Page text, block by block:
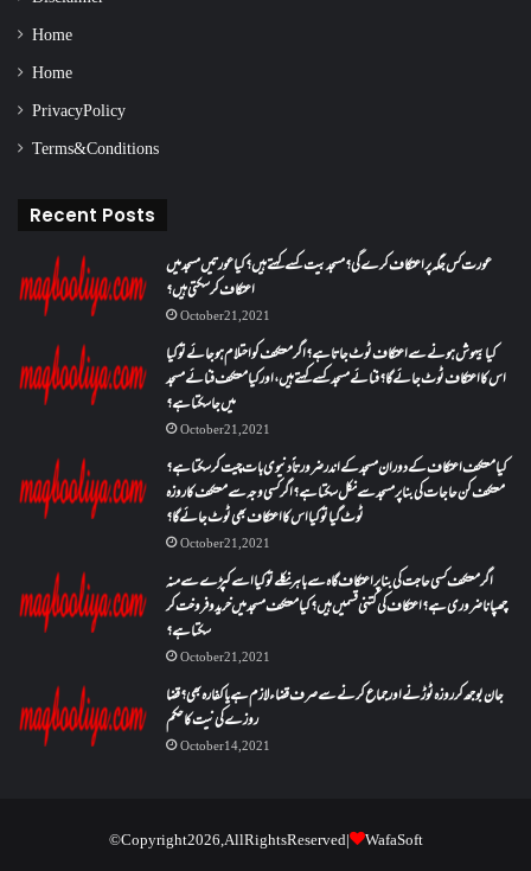
Home
Home
Privacy Policy
Terms & Conditions
Recent Posts
عورت کس جگہ پر اعتکاف کرے گی؟مسجد بیت کسے کہتے ہیں؟کیا عورتیں مسجد میں
اعتکاف کر سکتی ہیں؟
October 21, 2021
کیا بیہوش ہونے سے اعتکاف ٹوٹ جاتا ہے؟ اگر معتکف کو احتلام ہو جائے تو کیا
اس کا اعتکاف ٹوٹ جائے گا؟فنائے مسجد کسے کہتے ہیں ، اور کیا معتکف فنائے مسجد
میں جا سکتا ہے؟
October 21, 2021
کیا معتکف اعتکاف کے دوران مسجد کے اندر ضرورتاً دنیوی بات چیت کر سکتا ہے؟
معتکف کن حاجات کی بنا پر مسجد سے نکل سکتا ہے؟ اگر کسی وجہ سے معتکف کا روزہ
ٹوٹ گیا تو کیا اس کا اعتکاف بھی ٹوٹ جائے گا؟
October 21, 2021
اگر معتکف کسی حاجت کی بنا پر اعتکاف گاہ سے باہر نکلے تو کیا اسے کپڑے سے منہ
چھپانا ضروری ہے؟اعتکاف کی کتنی قسمیں ہیں؟کیا معتکف مسجد میں خرید و فروخت کر
سکتا ہے؟
October 21, 2021
جان بوجھ کر روزہ ٹوڑنے اور جماع کرنے سے صرف قضاء لازم ہے یا کفارہ بھی؟ قضا
روزے کی نیت کا حکم
October 14, 2021
© Copyright 2026, All Rights Reserved |
WafaSoft